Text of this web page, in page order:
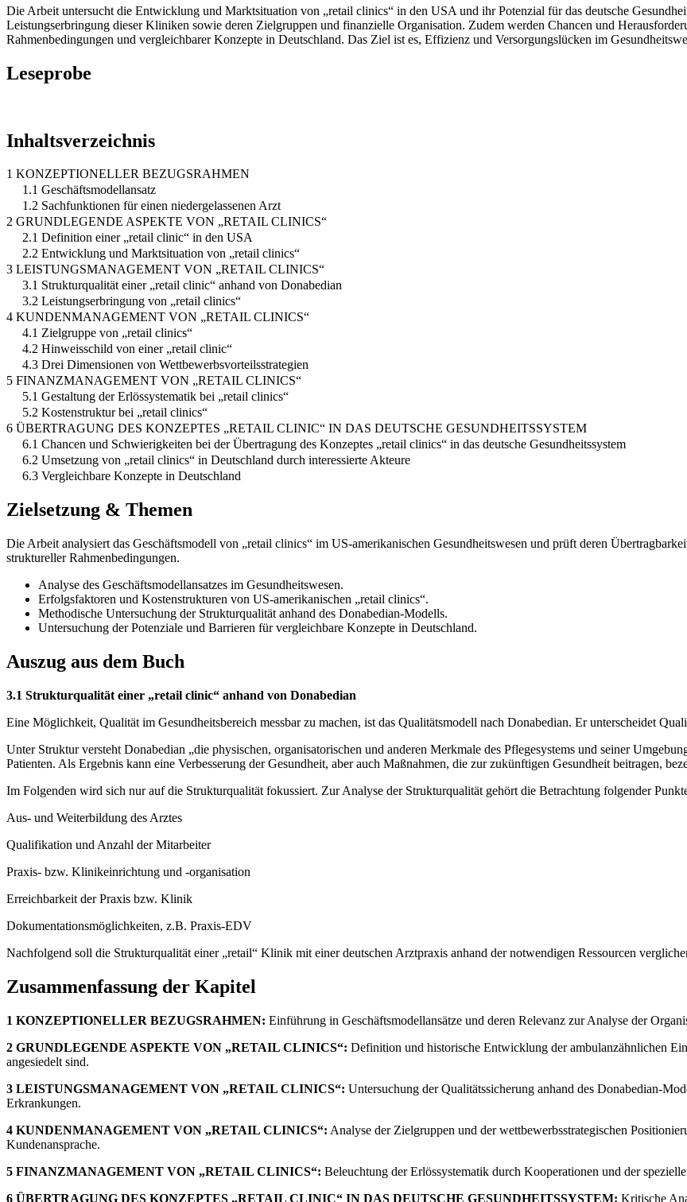
Die Arbeit untersucht die Entwicklung und Marktsituation von „retail clinics“ in den USA und ihr Potenzial für das deutsche
Leistungserbringung dieser Kliniken sowie deren Zielgruppen und finanzielle Organisation. Zudem werden Chancen und
Rahmenbedingungen und vergleichbarer Konzepte in Deutschland. Das Ziel ist es, Effizienz und Versorgungslücken im
Leseprobe
Inhaltsverzeichnis
1 KONZEPTIONELLER BEZUGSRAHMEN
1.1 Geschäftsmodellansatz
1.2 Sachfunktionen für einen niedergelassenen Arzt
2 GRUNDLEGENDE ASPEKTE VON „RETAIL CLINICS“
2.1 Definition einer „retail clinic“ in den USA
2.2 Entwicklung und Marktsituation von „retail clinics“
3 LEISTUNGSMANAGEMENT VON „RETAIL CLINICS“
3.1 Strukturqualität einer „retail clinic“ anhand von Donabedian
3.2 Leistungserbringung von „retail clinics“
4 KUNDENMANAGEMENT VON „RETAIL CLINICS“
4.1 Zielgruppe von „retail clinics“
4.2 Hinweisschild von einer „retail clinic“
4.3 Drei Dimensionen von Wettbewerbsvorteilsstrategien
5 FINANZMANAGEMENT VON „RETAIL CLINICS“
5.1 Gestaltung der Erlössystematik bei „retail clinics“
5.2 Kostenstruktur bei „retail clinics“
6 ÜBERTRAGUNG DES KONZEPTES „RETAIL CLINIC“ IN DAS DEUTSCHE GESUNDHEITSSYSTEM
6.1 Chancen und Schwierigkeiten bei der Übertragung des Konzeptes „retail clinics“ in das deutsche Gesundheitssystem
6.2 Umsetzung von „retail clinics“ in Deutschland durch interessierte Akteure
6.3 Vergleichbare Konzepte in Deutschland
Zielsetzung & Themen
Die Arbeit analysiert das Geschäftsmodell von „retail clinics“ im US-amerikanischen Gesundheitswesen und prüft deren
struktureller Rahmenbedingungen.
Analyse des Geschäftsmodellansatzes im Gesundheitswesen.
Erfolgsfaktoren und Kostenstrukturen von US-amerikanischen „retail clinics“.
Methodische Untersuchung der Strukturqualität anhand des Donabedian-Modells.
Untersuchung der Potenziale und Barrieren für vergleichbare Konzepte in Deutschland.
Auszug aus dem Buch
3.1 Strukturqualität einer „retail clinic“ anhand von Donabedian
Eine Möglichkeit, Qualität im Gesundheitsbereich messbar zu machen, ist das Qualitätsmodell nach Donabedian. Er unterscheidet
Unter Struktur versteht Donabedian „die physischen, organisatorischen und anderen Merkmale des Pflegesystems und seiner
Patienten. Als Ergebnis kann eine Verbesserung der Gesundheit, aber auch Maßnahmen, die zur zukünftigen Gesundheit beitragen,
Im Folgenden wird sich nur auf die Strukturqualität fokussiert. Zur Analyse der Strukturqualität gehört die Betrachtung folgender
Aus- und Weiterbildung des Arztes
Qualifikation und Anzahl der Mitarbeiter
Praxis- bzw. Klinikeinrichtung und -organisation
Erreichbarkeit der Praxis bzw. Klinik
Dokumentationsmöglichkeiten, z.B. Praxis-EDV
Nachfolgend soll die Strukturqualität einer „retail“ Klinik mit einer deutschen Arztpraxis anhand der notwendigen Ressourcen
Zusammenfassung der Kapitel
1 KONZEPTIONELLER BEZUGSRAHMEN: Einführung in Geschäftsmodellansätze und deren Relevanz zur Analyse der
2 GRUNDLEGENDE ASPEKTE VON „RETAIL CLINICS“: Definition und historische Entwicklung der ambulanzähnlichen
angesiedelt sind.
3 LEISTUNGSMANAGEMENT VON „RETAIL CLINICS“: Untersuchung der Qualitätssicherung anhand des Donabedian-
Erkrankungen.
4 KUNDENMANAGEMENT VON „RETAIL CLINICS“: Analyse der Zielgruppen und der wettbewerbsstrategischen
Kundenansprache.
5 FINANZMANAGEMENT VON „RETAIL CLINICS“: Beleuchtung der Erlössystematik durch Kooperationen und der
6 ÜBERTRAGUNG DES KONZEPTES „RETAIL CLINIC“ IN DAS DEUTSCHE GESUNDHEITSSYSTEM: Kritische